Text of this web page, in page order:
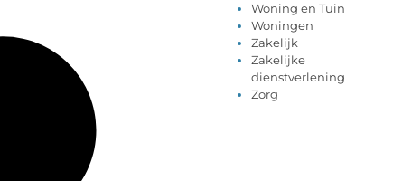
Woning en Tuin
Woningen
Zakelijk
Zakelijke
dienstverlening
Zorg